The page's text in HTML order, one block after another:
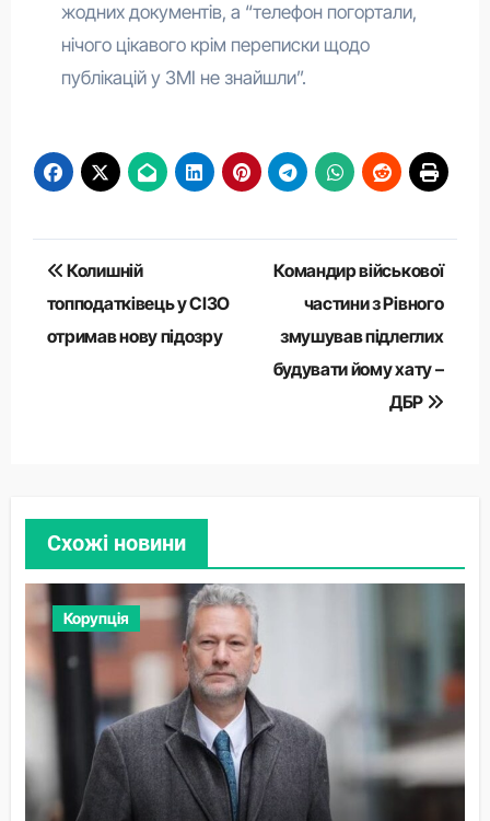
жодних документів, а “телефон погортали,
нічого цікавого крім переписки щодо
публікацій у ЗМІ не знайшли”.
Навігація
записів
Колишній
топподатківець у СІЗО
отримав нову підозру
​Командир військової
частини з Рівного
змушував підлеглих
будувати йому хату –
ДБР
Схожі новини
Корупція